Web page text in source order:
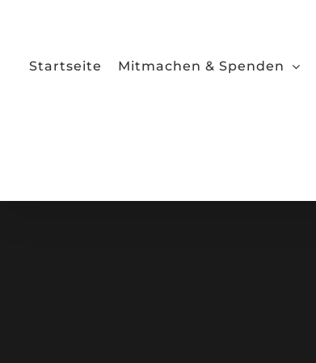
Startseite Mitmachen & Spenden